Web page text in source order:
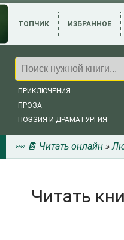
ТОПЧИК ИЗБРАННОЕ
ПРИКЛЮЧЕНИЯ
ПРОЗА
ПОЭЗИЯ И ДРАМАТУРГИЯ
👀 📔 Читать онлайн »
Читать